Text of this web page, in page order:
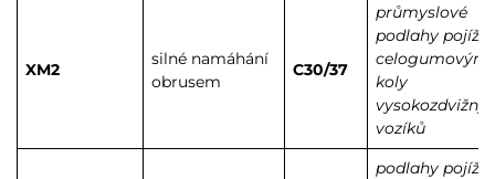
XM2
silné namáhání
obrusem
C30/37
průmyslové
podlahy
celogumovými
koly
vozíků
podlahy